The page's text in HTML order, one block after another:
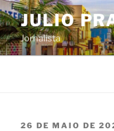
Pular
para
o
conteúdo
JULIO
Jornalista
PUBLICADO
26 DE MAIO DE